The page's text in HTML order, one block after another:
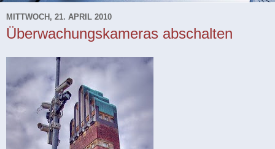
MITTWOCH, 21. APRIL 2010
Überwachungskameras abschalten